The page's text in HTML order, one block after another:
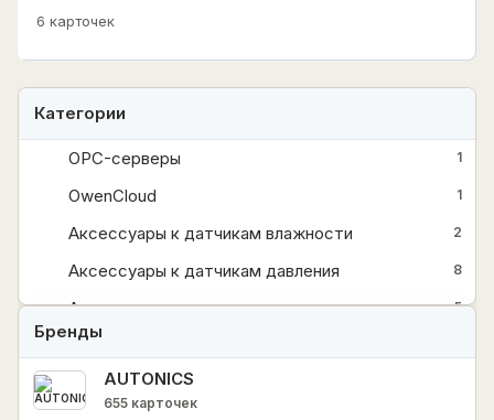
6 карточек
Категории
OPC-серверы 1
OwenCloud 1
Аксессуары к датчикам влажности 2
Аксессуары к датчикам давления 8
Аксессуары к датчикам температуры 5
Аксессуары к датчикам уровня
Архиваторы
Бренды
AUTONICS
655 карточек